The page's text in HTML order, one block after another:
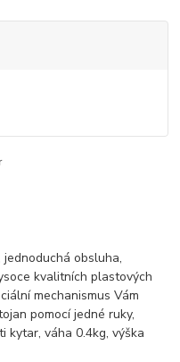
obsluha,
kvalitních plastových
mechanismus Vám
pomocí jedné ruky,
kytar, váha 0.4kg, výška